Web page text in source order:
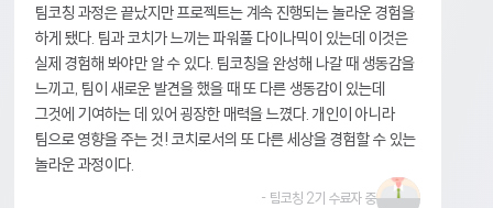
팀코칭 과정은 끝났지만 프로젝트는 계속 진행되는 놀라운 경험을
하게 됐다. 팀과 코치가 느끼는 파워풀 다이나믹이 있는데 이것은
실제 경험해 봐야만 알 수 있다. 팀코칭을 완성해 나갈 때 생동감을
느끼고, 팀이 새로운 발견을 했을 때 또 다른 생동감이 있는데
그것에 기여하는 데 있어 굉장한 매력을 느꼈다. 개인이 아니라
팀으로 영향을 주는 것! 코치로서의 또 다른 세상을 경험할 수 있는
놀라운 과정이다.
- 팀코칭 2기 수료자 중